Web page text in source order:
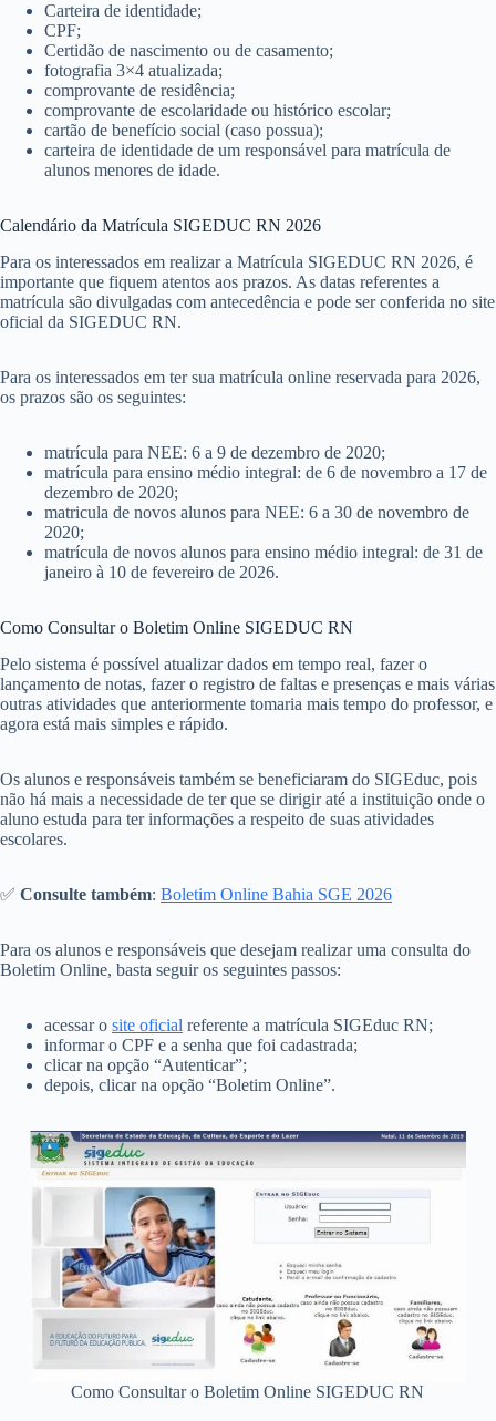
Carteira de identidade;
CPF;
Certidão de nascimento ou de casamento;
fotografia 3×4 atualizada;
comprovante de residência;
comprovante de escolaridade ou histórico escolar;
cartão de benefício social (caso possua);
carteira de identidade de um responsável para matrícula de
alunos menores de idade.
Calendário da Matrícula SIGEDUC RN 2026
Para os interessados em realizar a Matrícula SIGEDUC RN 2026, é
importante que fiquem atentos aos prazos. As datas referentes a
matrícula são divulgadas com antecedência e pode ser conferida no site
oficial da SIGEDUC RN.
Para os interessados em ter sua matrícula online reservada para 2026,
os prazos são os seguintes:
matrícula para NEE: 6 a 9 de dezembro de 2020;
matrícula para ensino médio integral: de 6 de novembro a 17 de
dezembro de 2020;
matricula de novos alunos para NEE: 6 a 30 de novembro de
2020;
matrícula de novos alunos para ensino médio integral: de 31 de
janeiro à 10 de fevereiro de 2026.
Como Consultar o Boletim Online SIGEDUC RN
Pelo sistema é possível atualizar dados em tempo real, fazer o
lançamento de notas, fazer o registro de faltas e presenças e mais várias
outras atividades que anteriormente tomaria mais tempo do professor, e
agora está mais simples e rápido.
Os alunos e responsáveis também se beneficiaram do SIGEduc, pois
não há mais a necessidade de ter que se dirigir até a instituição onde o
aluno estuda para ter informações a respeito de suas atividades
escolares.
✅ Consulte também: Boletim Online Bahia SGE 2026
Para os alunos e responsáveis que desejam realizar uma consulta do
Boletim Online, basta seguir os seguintes passos:
acessar o site oficial referente a matrícula SIGEduc RN;
informar o CPF e a senha que foi cadastrada;
clicar na opção “Autenticar”;
depois, clicar na opção “Boletim Online”.
Como Consultar o Boletim Online SIGEDUC RN